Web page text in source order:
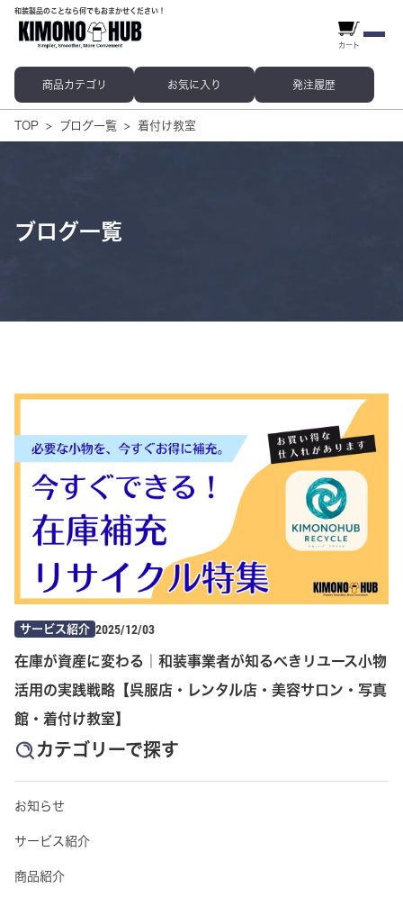
和装製品のことなら何でもおまかせください！
カート
商品カテゴリ お気に入り 発注履歴
TOP ブログ一覧 着付け教室
ブログ一覧
サービス紹介 2025/12/03
在庫が資産に変わる｜和装事業者が知るべきリユース小物
活用の実践戦略【呉服店・レンタル店・美容サロン・写真
館・着付け教室】
カテゴリーで探す
お知らせ
サービス紹介
商品紹介